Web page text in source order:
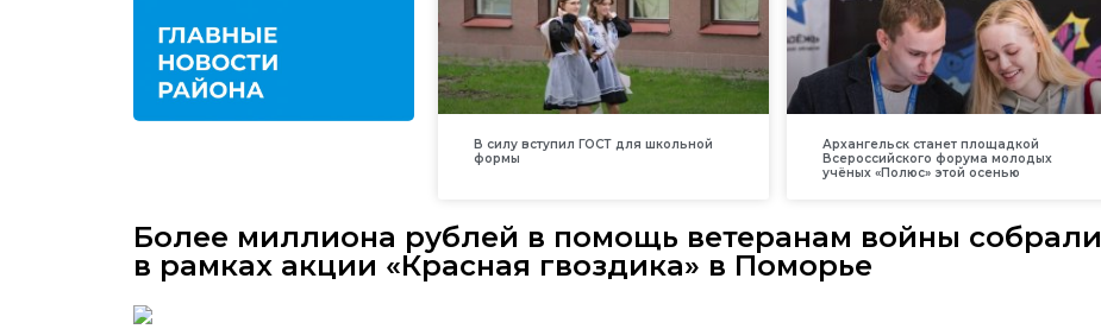
В силу вступил ГОСТ для школьной
формы
Архангельск станет площадкой
Всероссийского форума молодых
учёных «Полюс» этой осенью
Более миллиона рублей в помощь ветеранам войны собрали
в рамках акции «Красная гвоздика» в Поморье